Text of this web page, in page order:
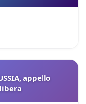
appello